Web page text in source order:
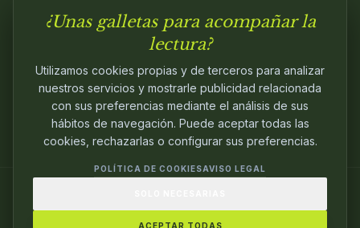
Únete a nuestra comunidad y sé el primero en conocer las
PASIÓN.
¿Unas galletas para acompañar la
lectura?
Utilizamos cookies propias y de terceros para analizar
nuestros servicios y mostrarle publicidad relacionada
con sus preferencias mediante el análisis de sus
hábitos de navegación. Puede aceptar todas las
cookies, rechazarlas o configurar sus preferencias.
POLÍTICA DE COOKIESAVISO LEGAL
ACEPTAR TODAS